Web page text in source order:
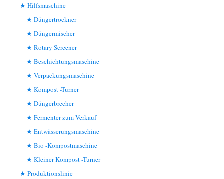
Hilfsmaschine
Düngertrockner
Düngermischer
Rotary Screener
Beschichtungsmaschine
Verpackungsmaschine
Kompost -Turner
Düngerbrecher
Fermenter zum Verkauf
Entwässerungsmaschine
Bio -Kompostmaschine
Kleiner Kompost -Turner
Produktionslinie